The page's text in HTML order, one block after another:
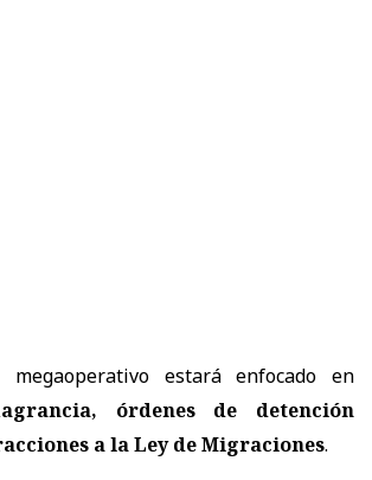
estará enfocado en
órdenes de detención
a la Ley de Migraciones.